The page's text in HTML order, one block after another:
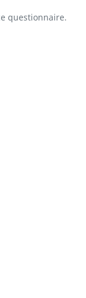
questionnaire.